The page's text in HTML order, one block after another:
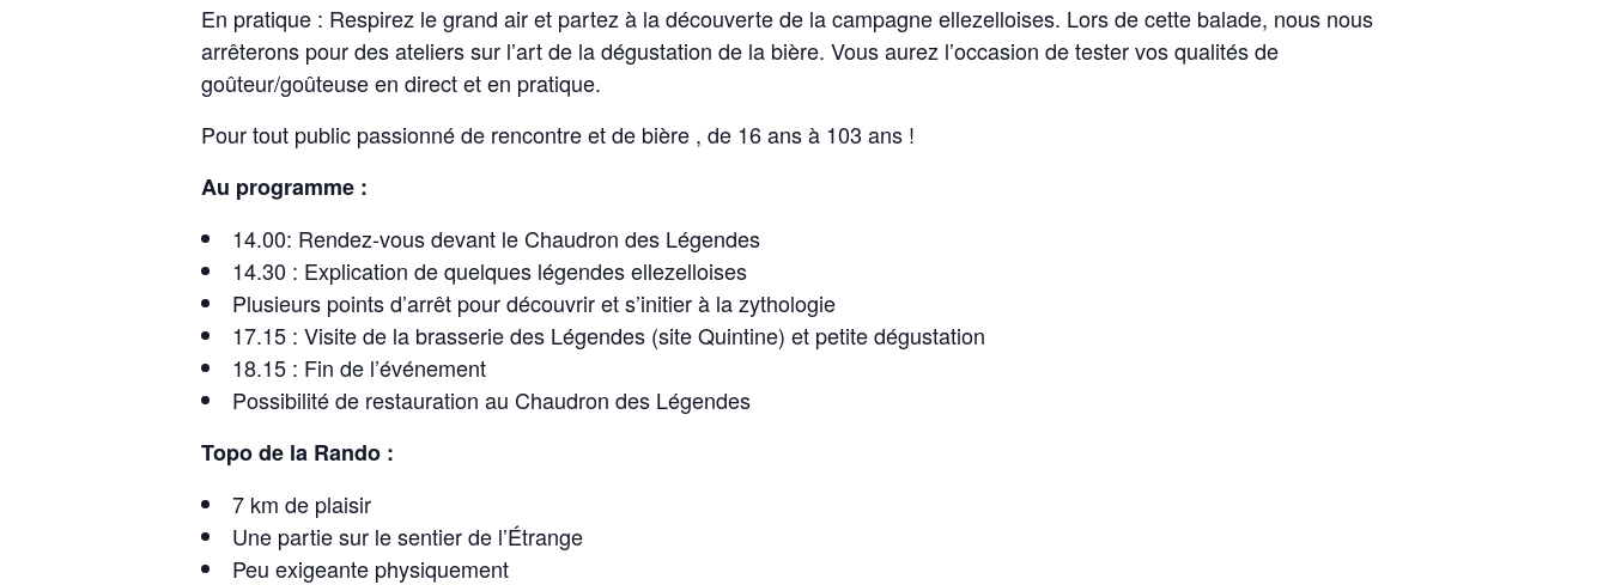
En pratique : Respirez le grand air et partez à la découverte de la campagne ellezelloises. Lors de cette balade, nous nous
arrêterons pour des ateliers sur l’art de la dégustation de la bière. Vous aurez l’occasion de tester vos qualités de
goûteur/goûteuse en direct et en pratique.
Pour tout public passionné de rencontre et de bière , de 16 ans à 103 ans !
Au programme :
14.00: Rendez-vous devant le Chaudron des Légendes
14.30 : Explication de quelques légendes ellezelloises
Plusieurs points d’arrêt pour découvrir et s’initier à la zythologie
17.15 : Visite de la brasserie des Légendes (site Quintine) et petite dégustation
18.15 : Fin de l’événement
Possibilité de restauration au Chaudron des Légendes
Topo de la Rando :
7 km de plaisir
Une partie sur le sentier de l’Étrange
Peu exigeante physiquement